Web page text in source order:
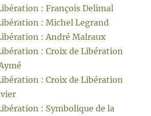
: François Delimal
: Michel Legrand
: André Malraux
: Croix de Libération
: Croix de Libération
: Symbolique de la